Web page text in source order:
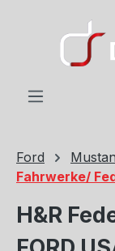
Zum Hauptinhalt
Ford
Fahrwerke/
H&R